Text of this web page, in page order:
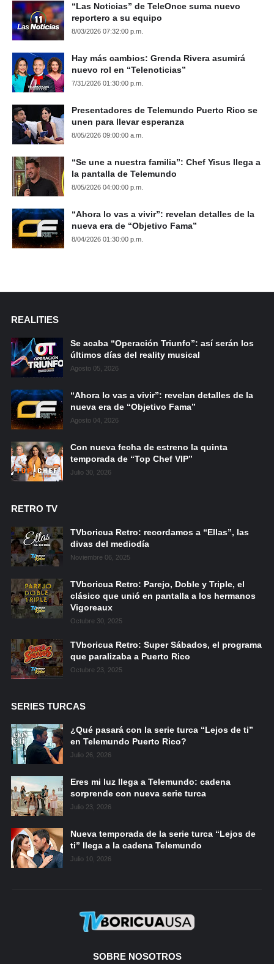
“Las Noticias” de TeleOnce suma nuevo
reportero a su equipo
8/03/2026 07:32:00 p.m.
Hay más cambios: Grenda Rivera asumirá
nuevo rol en “Telenoticias”
7/31/2026 01:30:00 p.m.
Presentadores de Telemundo Puerto Rico se
unen para llevar esperanza
8/05/2026 09:00:00 a.m.
“Se une a nuestra familia”: Chef Yisus llega a
la pantalla de Telemundo
8/05/2026 04:00:00 p.m.
“Ahora lo vas a vivir”: revelan detalles de la
nueva era de “Objetivo Fama”
8/04/2026 01:30:00 p.m.
REALITIES
Se acaba “Operación Triunfo”: así serán los
últimos días del reality musical
Agosto 05, 2026
“Ahora lo vas a vivir”: revelan detalles de la
nueva era de “Objetivo Fama”
Agosto 04, 2026
Con nueva fecha de estreno la quinta
temporada de “Top Chef VIP”
Julio 30, 2026
RETRO TV
TVboricua Retro: recordamos a “Ellas”, las
divas del mediodía
Noviembre 06, 2025
TVboricua Retro: Parejo, Doble y Triple, el
clásico que unió en pantalla a los hermanos
Vigoreaux
Octubre 30, 2025
TVboricua Retro: Super Sábados, el programa
que paralizaba a Puerto Rico
Octubre 23, 2025
SERIES TURCAS
¿Qué pasará con la serie turca “Lejos de ti”
en Telemundo Puerto Rico?
Julio 26, 2026
Eres mi luz llega a Telemundo: cadena
sorprende con nueva serie turca
Julio 23, 2026
Nueva temporada de la serie turca “Lejos de
ti” llega a la cadena Telemundo
Julio 10, 2026
SOBRE NOSOTROS